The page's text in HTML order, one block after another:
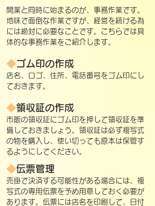
開業と同時に始まるのが、事務作業です。
地味で面倒な作業ですが、経営を続ける為
には絶対に必要なことです。こちらでは具
体的な事務作業をご紹介します。
◆ゴム印の作成
店名、ロゴ、住所、電話番号をゴム印にし
ておきます。
◆領収証の作成
市販の領収証にゴム印を押して領収証を準
備しておきましょう。領収証は必ず複写式
の物を購入し、使い切っても原本は保管す
るようにしてください。
◆伝票管理
売掛で決済する可能性がある場合には、複
写式の専用伝票を予め用意しておく必要が
あります。伝票には店名を印刷して、日付